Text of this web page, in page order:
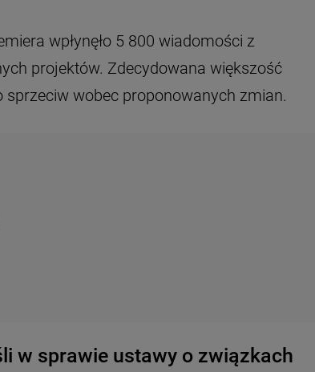
wpłynęło 5 800 wiadomości z
projektów. Zdecydowana większość
sprzeciw wobec proponowanych zmian.
w sprawie ustawy o związkach